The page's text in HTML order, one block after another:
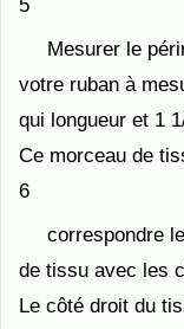
5
Mesurer le
votre ruban à
qui longueur et 1
Ce morceau de
6
correspondre
de tissu avec les
Le côté droit du